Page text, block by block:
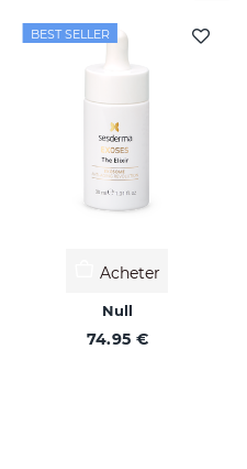
BEST SELLER
Acheter
Null
74.95 €